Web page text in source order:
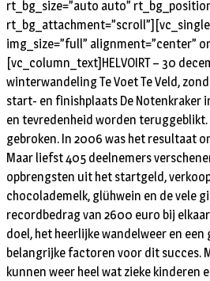
rt_bg_size=”auto auto”
img_size=”full” alignment=”center”
[vc_column_text]HELVOIRT – 30
winterwandeling Te Voet Te Veld,
start- en finishplaats De Notenkraker
en tevredenheid worden
gebroken. In 2006 was het resultaat
Maar liefst 405 deelnemers
opbrengsten uit het startgeld,
chocolademelk, glühwein en de vele
recordbedrag van 2600 euro bij
doel, het heerlijke wandelweer en
belangrijke factoren voor dit succes.
kunnen weer heel wat zieke kinderen